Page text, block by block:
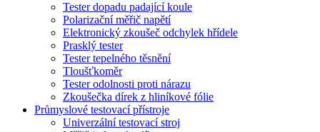
Tester dopadu padající koule
Polarizační měřič napětí
Elektronický zkoušeč odchylek hřídele
Prasklý tester
Tester tepelného těsnění
Tloušťkoměr
Tester odolnosti proti nárazu
Zkoušečka dírek z hliníkové fólie
Průmyslové testovací přístroje
Univerzální testovací stroj